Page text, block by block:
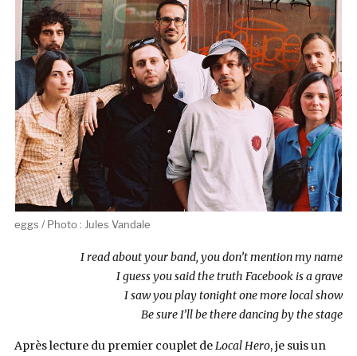
eggs / Photo : Jules Vandale
I read about your band, you don’t mention my name
I guess you said the truth Facebook is a grave
I saw you play tonight one more local show
Be sure I’ll be there dancing by the stage
Après lecture du premier couplet deLocal Hero, je suis un